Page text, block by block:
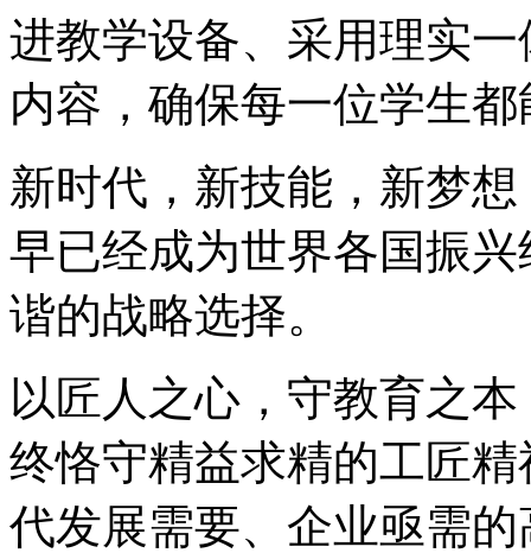
进教学设备、采用理实
内容，确保每一位学生
新时代，新技能，新梦
早已经成为世界各国振
谐的战略选择。
以匠人之心，守教育之
终恪守精益求精的工匠
代发展需要、企业亟需